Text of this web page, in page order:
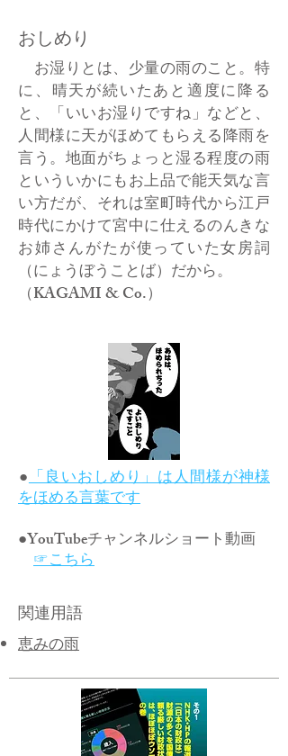
おしめり
お湿りとは、少量の雨のこと。特
に、晴天が続いたあと適度に降る
と、「いいお湿りですね」などと、
人間様に天がほめてもらえる降雨を
言う。地面がちょっと湿る程度の雨
といういかにもお上品で能天気な言
い方だが、それは室町時代から江戸
時代にかけて宮中に仕えるのんきな
お姉さんがたが使っていた女房詞
（にょうぼうことば）だから。
（KAGAMI & Co.）
​●「良いおしめり」は人間様が神様
をほめる言葉です
●YouTubeチャンネルショート動画
☞こちら
関連用語
恵みの雨